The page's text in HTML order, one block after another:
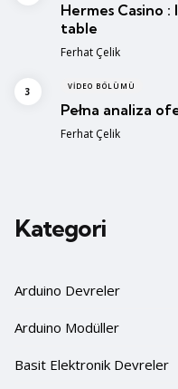
Hermes Casino
table
Posted
Ferhat Çelik
VIDEO BÖLÜMÜ
Pełna analiza
Posted
Ferhat Çelik
Kategori
Arduino Devreler
Arduino Modüller
Basit Elektronik Devreler